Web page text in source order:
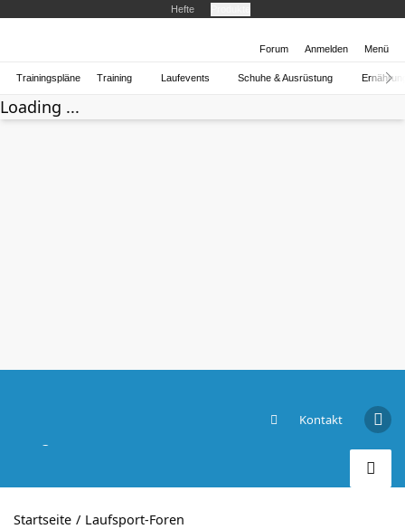
Hefte
Forum Anmelden Menü
Trainingspläne Training Laufevents Schuhe & Ausrüstung
Loading ...
Kontakt
Berg- und Landschafts-Läufe im wilden Süden
Startseite
Laufsport-Foren